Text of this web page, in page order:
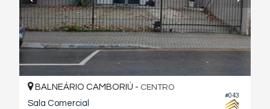
#043
BALNEÁRIO CAMBORIÚ - CENTRO
Sala Comercial